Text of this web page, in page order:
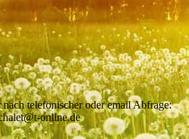
telefonischer oder email Abfrage:
online.de